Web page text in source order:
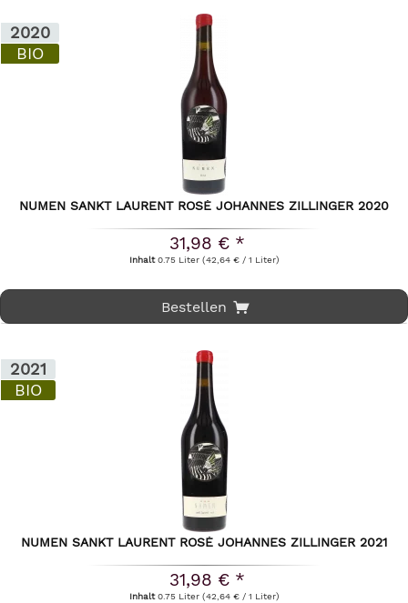
2020
BIO
NUMEN SANKT LAURENT ROSÉ JOHANNES ZILLINGER 2020
31,98 € *
Inhalt0.75 Liter (42,64 € / 1 Liter)
Bestellen
2021
BIO
NUMEN SANKT LAURENT ROSÉ JOHANNES ZILLINGER 2021
31,98 € *
Inhalt0.75 Liter (42,64 € / 1 Liter)